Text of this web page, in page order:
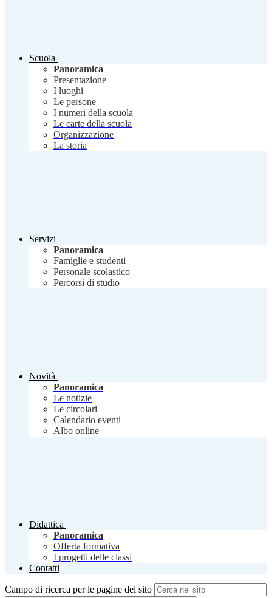
Scuola
Panoramica
Presentazione
I luoghi
Le persone
I numeri della scuola
Le carte della scuola
Organizzazione
La storia
Servizi
Panoramica
Famiglie e studenti
Personale scolastico
Percorsi di studio
Novità
Panoramica
Le notizie
Le circolari
Calendario eventi
Albo online
Didattica
Panoramica
Offerta formativa
I progetti delle classi
Contatti
Campo di ricerca per le pagine del sito